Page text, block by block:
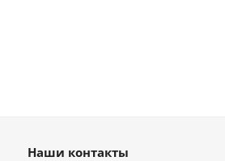
Наши контакты